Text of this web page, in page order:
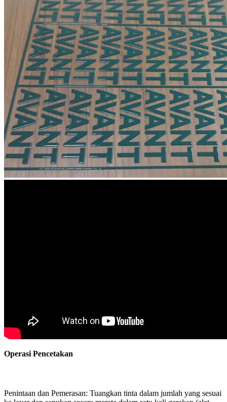
Operasi Pencetakan
Penintaan dan Pemerasan: Tuangkan tinta dalam jumlah yang sesuai